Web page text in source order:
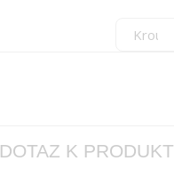
DOTAZ K